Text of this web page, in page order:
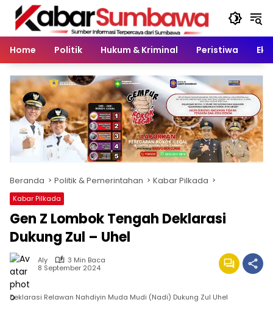
Langsung
konten
Home
Politik Hukum & Kriminal Peristiwa
Beranda Politik & Pemerintahan Kabar Pilkada
Kabar Pilkada
Gen Z Lombok Tengah Deklarasi
Dukung Zul – Uhel
Aly
3 Min Baca
8 September 2024
Deklarasi Relawan Nahdiyin Muda Mudi (Nadi) Dukung Zul Uhel